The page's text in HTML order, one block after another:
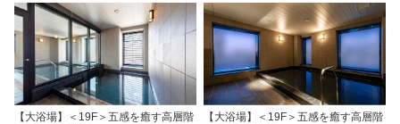
【大浴場】＜19F＞五感を癒す高層階
【大浴場】＜19F＞五感を癒す高層階